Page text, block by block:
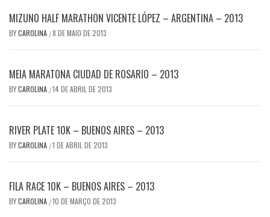
MIZUNO HALF MARATHON VICENTE LÓPEZ – ARGENTINA – 2013
BYCAROLINA /8 DE MAIO DE 2013
MEIA MARATONA CIUDAD DE ROSARIO – 2013
BYCAROLINA /14 DE ABRIL DE 2013
RIVER PLATE 10K – BUENOS AIRES – 2013
BYCAROLINA /1 DE ABRIL DE 2013
FILA RACE 10K – BUENOS AIRES – 2013
BYCAROLINA /10 DE MARÇO DE 2013